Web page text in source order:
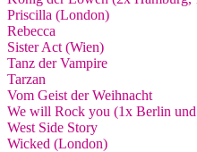
Priscilla (London)
Rebecca
Sister Act (Wien)
Tanz der Vampire
Tarzan
Vom Geist der Weihnacht
We will Rock you (1x Berlin und
West Side Story
Wicked (London)